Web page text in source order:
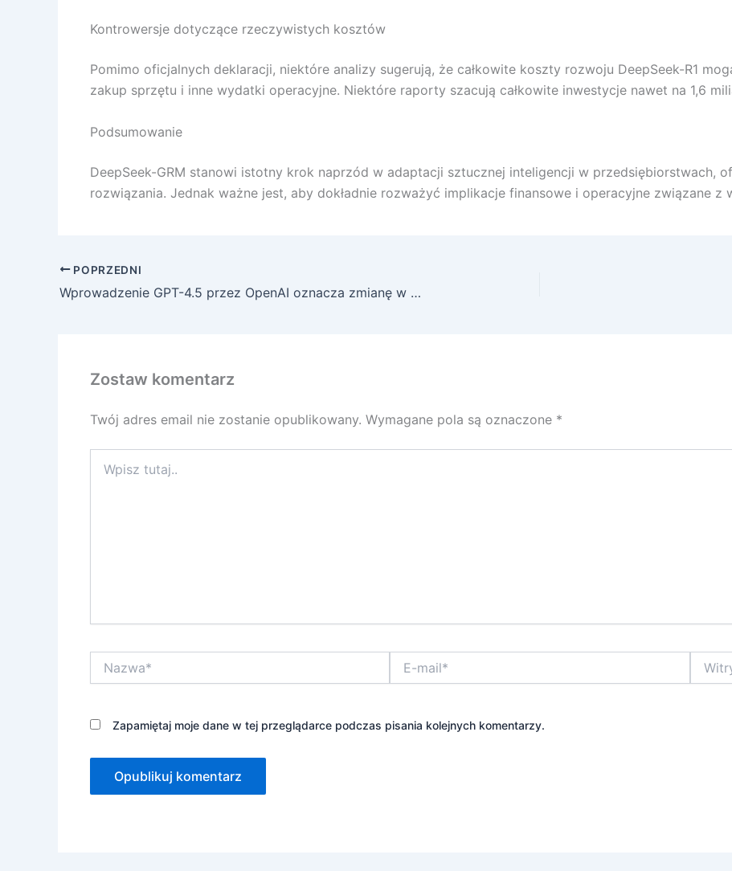
Kontrowersje dotyczące rzeczywistych kosztów
Pomimo oficjalnych deklaracji, niektóre analizy sugerują, że całkowite koszty rozwoju DeepSeek-R1
zakup sprzętu i inne wydatki operacyjne. Niektóre raporty szacują całkowite inwestycje nawet na 1,6
Podsumowanie
DeepSeek-GRM stanowi istotny krok naprzód w adaptacji sztucznej inteligencji w przedsiębiorstwach,
rozwiązania. Jednak ważne jest, aby dokładnie rozważyć implikacje finansowe i operacyjne związane z
POPRZEDNI
Wprowadzenie GPT-4.5 przez OpenAI oznacza zmianę w wyścigu AI, ponieważ DeepSeek zyskuje na popularności
Zostaw komentarz
Twój adres email nie zostanie opublikowany. Wymagane pola są oznaczone *
tutaj..
mail*
Zapamiętaj moje dane w tej przeglądarce podczas pisania kolejnych komentarzy.